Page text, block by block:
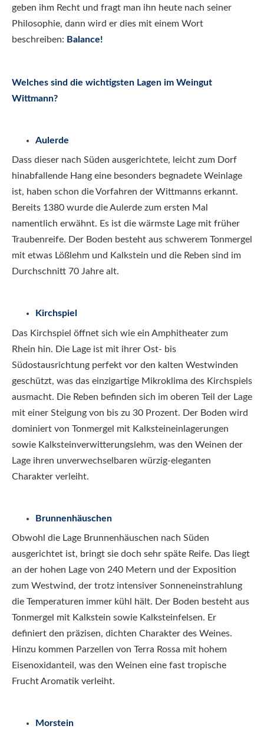
geben ihm Recht und fragt man ihn heute nach seiner
Philosophie, dann wird er dies mit einem Wort
beschreiben: Balance!
Welches sind die wichtigsten Lagen im Weingut
Wittmann?
Aulerde
Dass dieser nach Süden ausgerichtete, leicht zum Dorf
hinabfallende Hang eine besonders begnadete Weinlage
ist, haben schon die Vorfahren der Wittmanns erkannt.
Bereits 1380 wurde die Aulerde zum ersten Mal
namentlich erwähnt. Es ist die wärmste Lage mit früher
Traubenreife. Der Boden besteht aus schwerem Tonmergel
mit etwas Lößlehm und Kalkstein und die Reben sind im
Durchschnitt 70 Jahre alt.
Kirchspiel
Das Kirchspiel öffnet sich wie ein Amphitheater zum
Rhein hin. Die Lage ist mit ihrer Ost- bis
Südostausrichtung perfekt vor den kalten Westwinden
geschützt, was das einzigartige Mikroklima des Kirchspiels
ausmacht. Die Reben befinden sich im oberen Teil der Lage
mit einer Steigung von bis zu 30 Prozent. Der Boden wird
dominiert von Tonmergel mit Kalksteineinlagerungen
sowie Kalksteinverwitterungslehm, was den Weinen der
Lage ihren unverwechselbaren würzig-eleganten
Charakter verleiht.
Brunnenhäuschen
Obwohl die Lage Brunnenhäuschen nach Süden
ausgerichtet ist, bringt sie doch sehr späte Reife. Das liegt
an der hohen Lage von 240 Metern und der Exposition
zum Westwind, der trotz intensiver Sonneneinstrahlung
die Temperaturen immer kühl hält. Der Boden besteht aus
Tonmergel mit Kalkstein sowie Kalksteinfelsen. Er
definiert den präzisen, dichten Charakter des Weines.
Hinzu kommen Parzellen von Terra Rossa mit hohem
Eisenoxidanteil, was den Weinen eine fast tropische
Frucht Aromatik verleiht.
Morstein